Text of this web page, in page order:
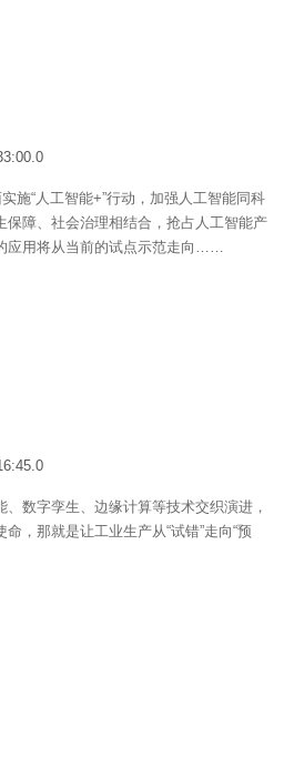
施“人工智能+”行动，加强人工智能同科
障、社会治理相结合，抢占人工智能产
应用将从当前的试点示范走向……
数字孪生、边缘计算等技术交织演进，
，那就是让工业生产从“试错”走向“预